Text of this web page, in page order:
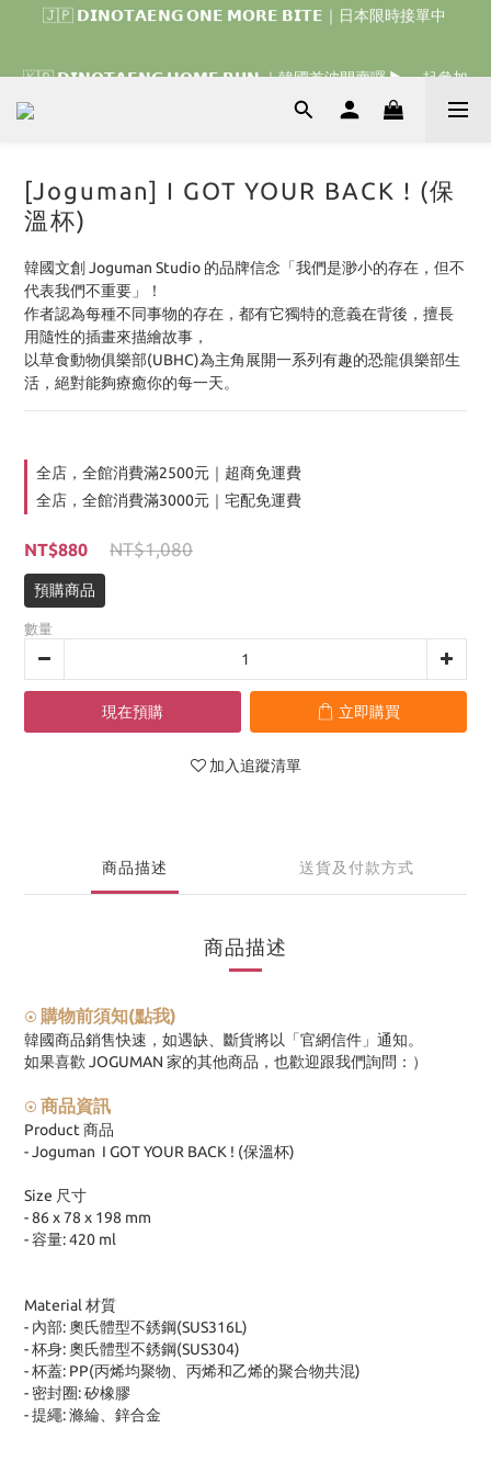
🇰🇷 𝗗𝗜𝗡𝗢𝗧𝗔𝗘𝗡𝗚 𝗛𝗢𝗠𝗘 𝗥𝗨𝗡 ｜韓國首波開賣囉 ▶ 一起參加
[Joguman] I GOT YOUR BACK ! (保
溫杯)
韓國文創 Joguman Studio 的品牌信念「我們是渺小的存在，但不
代表我們不重要」！
作者認為每種不同事物的存在，都有它獨特的意義在背後，擅長
用隨性的插畫來描繪故事，
以草食動物俱樂部(UBHC)為主角展開一系列有趣的恐龍俱樂部生
活，絕對能夠療癒你的每一天。
全店，全館消費滿2500元｜超商免運費
全店，全館消費滿3000元｜宅配免運費
NT$880 NT$1,080
預購商品
數量
現在預購 立即購買
加入追蹤清單
商品描述 送貨及付款方式
商品描述
⦿ 購物前須知(點我)
韓國商品銷售快速，如遇缺、斷貨將以「官網信件」通知。
如果喜歡 JOGUMAN 家的其他商品，也歡迎跟我們詢問：）
⦿ 商品資訊
Product 商品
- Joguman I GOT YOUR BACK ! (保溫杯)
Size 尺寸
- 86 x 78 x 198 mm
- 容量: 420 ml
Material 材質
- 內部: 奧氏體型不銹鋼(SUS316L)
- 杯身: 奧氏體型不銹鋼(SUS304)
- 杯蓋: PP(丙烯均聚物、丙烯和乙烯的聚合物共混)
- 密封圈: 矽橡膠
- 提繩: 滌綸、鋅合金